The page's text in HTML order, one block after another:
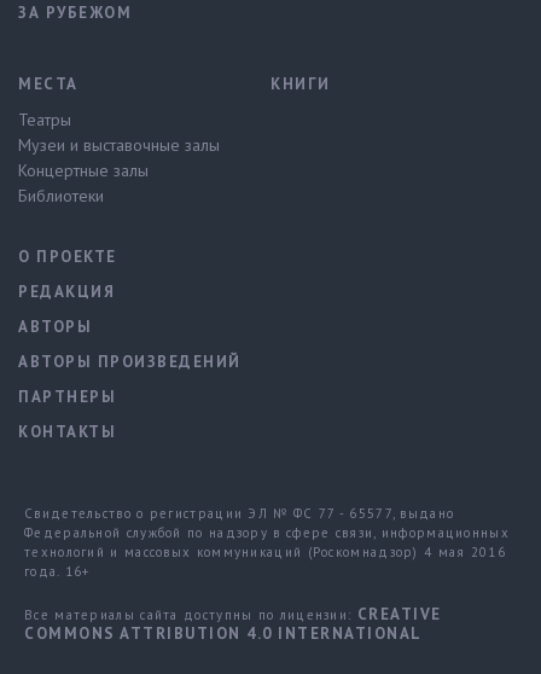
ЗА РУБЕЖОМ
МЕСТА
Театры
Музеи и выставочные залы
Концертные залы
Библиотеки
КНИГИ
О ПРОЕКТЕ
РЕДАКЦИЯ
АВТОРЫ
АВТОРЫ ПРОИЗВЕДЕНИЙ
ПАРТНЕРЫ
КОНТАКТЫ
Свидетельство о регистрации ЭЛ № ФС 77 - 65577, выдано
Федеральной службой по надзору в сфере связи, информационных
технологий и массовых коммуникаций (Роскомнадзор) 4 мая 2016
года. 16+
Все материалы сайта доступны по лицензии: CREATIVE
COMMONS ATTRIBUTION 4.0 INTERNATIONAL